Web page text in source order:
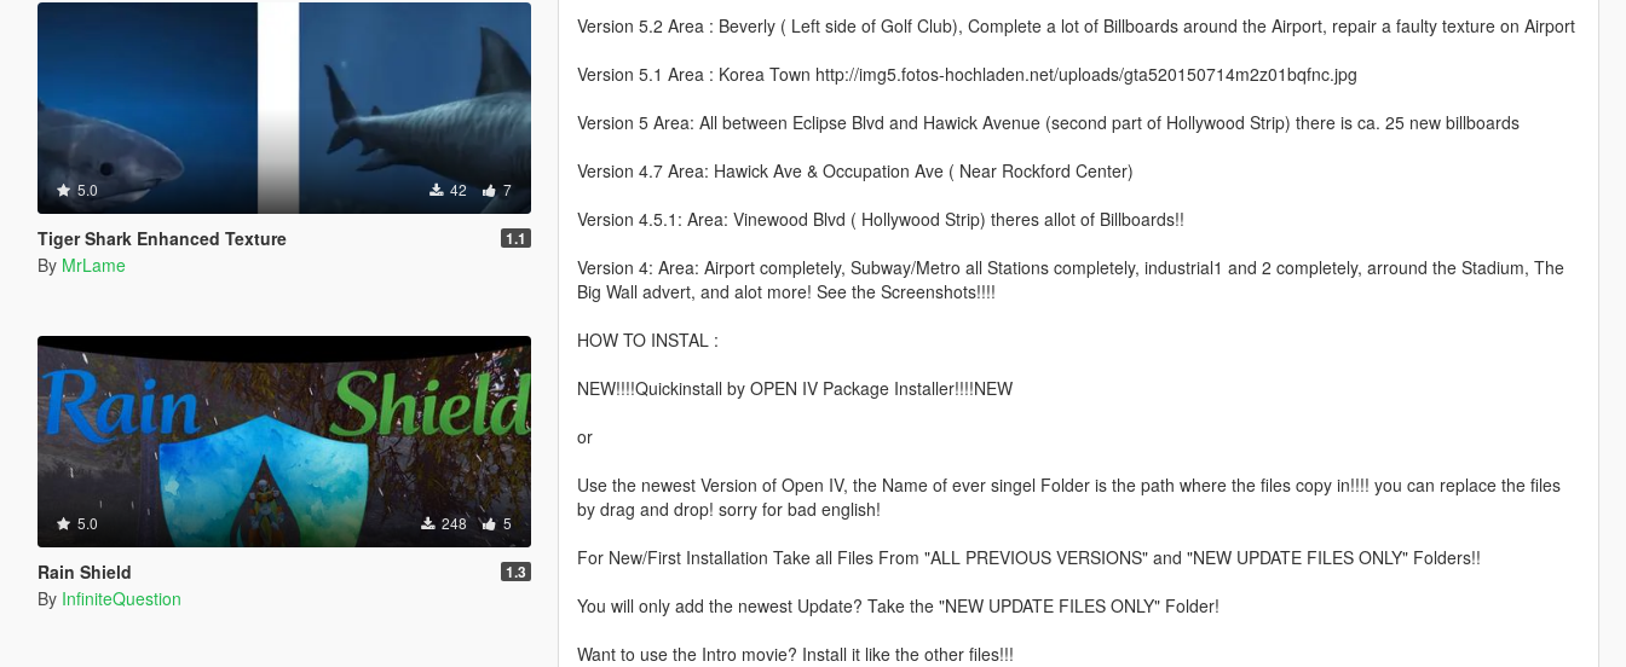
5.0 42 7
Tiger Shark Enhanced Texture 1.1
By MrLame
5.0 248 5
Rain Shield 1.3
By InfiniteQuestion
Version 5.2 Area : Beverly ( Left side of Golf Club), Complete a lot of Billboards around the Airport, repair a faulty texture on Airport
Version 5.1 Area : Korea Town http://img5.fotos-hochladen.net/uploads/gta520150714m2z01bqfnc.jpg
Version 5 Area: All between Eclipse Blvd and Hawick Avenue (second part of Hollywood Strip) there is ca. 25 new billboards
Version 4.7 Area: Hawick Ave & Occupation Ave ( Near Rockford Center)
Version 4.5.1: Area: Vinewood Blvd ( Hollywood Strip) theres allot of Billboards!!
Version 4: Area: Airport completely, Subway/Metro all Stations completely, industrial1 and 2 completely, arround the Stadium, The
Big Wall advert, and alot more! See the Screenshots!!!!
HOW TO INSTAL :
NEW!!!!Quickinstall by OPEN IV Package Installer!!!!NEW
or
Use the newest Version of Open IV, the Name of ever singel Folder is the path where the files copy in!!!! you can replace the files
by drag and drop! sorry for bad english!
For New/First Installation Take all Files From "ALL PREVIOUS VERSIONS" and "NEW UPDATE FILES ONLY" Folders!!
You will only add the newest Update? Take the "NEW UPDATE FILES ONLY" Folder!
Want to use the Intro movie? Install it like the other files!!!